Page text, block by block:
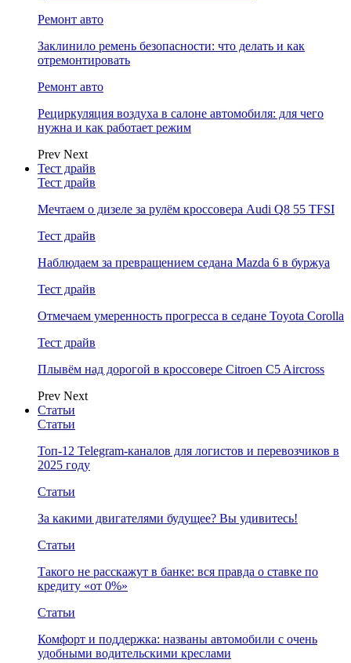
Ремонт авто
Заклинило ремень безопасности: что делать и как
отремонтировать
Ремонт авто
Рециркуляция воздуха в салоне автомобиля: для чего
нужна и как работает режим
Prev Next
Тест драйв
Тест драйв
Мечтаем о дизеле за рулём кроссовера Audi Q8 55 TFSI
Тест драйв
Наблюдаем за превращением седана Mazda 6 в буржуа
Тест драйв
Отмечаем умеренность прогресса в седане Toyota Corolla
Тест драйв
Плывём над дорогой в кроссовере Citroen C5 Aircross
Prev Next
Статьи
Статьи
Топ-12 Telegram-каналов для логистов и перевозчиков в
2025 году
Статьи
За какими двигателями будущее? Вы удивитесь!
Статьи
Такого не расскажут в банке: вся правда о ставке по
кредиту «от 0%»
Статьи
Комфорт и поддержка: названы автомобили с очень
удобными водительскими креслами